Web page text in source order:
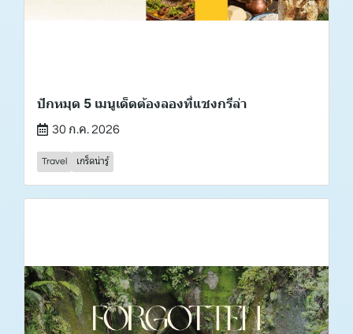
ปักหมุด 5 เมนูเด็ดต้องลองที่แชงกรีล่า
30 ก.ค. 2026
Travel เกร็ดน่ารู้